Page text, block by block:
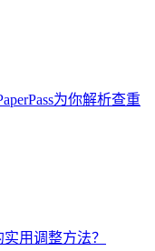
为你解析查重
用调整方法？